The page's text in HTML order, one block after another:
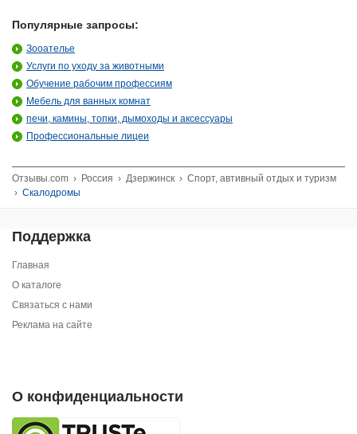
Популярные запросы:
Зооателье
Услуги по уходу за животными
Обучение рабочим профессиям
Мебель для ванных комнат
печи, камины, топки, дымоходы и аксессуары
Профессиональные лицеи
Отзывы.com › Россия › Дзержинск › Спорт, автивный отдых и туризм
› Скалодромы
Поддержка
Главная
О каталоге
Связаться с нами
Реклама на сайте
О конфиденциальности